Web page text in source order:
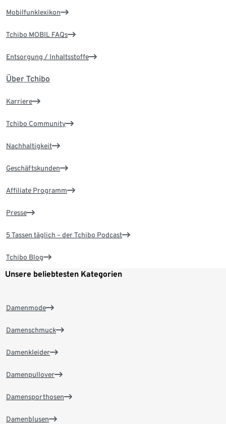
Mobilfunklexikon
Tchibo MOBIL FAQs
Entsorgung / Inhaltsstoffe
Über Tchibo
Karriere
Tchibo Community
Nachhaltigkeit
Geschäftskunden
Affiliate Programm
Presse
5 Tassen täglich – der Tchibo Podcast
Tchibo Blog
Unsere beliebtesten Kategorien
Damenmode
Damenschmuck
Damenkleider
Damenpullover
Damensporthosen
Damenblusen